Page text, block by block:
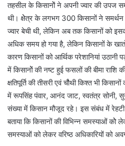
तहसील के किसानोें ने अपनी ज्वार की उपज
थी। क्षेेत्र के लगभग 300 किसानों ने
ज्वार बेची थी, लेकिन अब तक किसानों को
अधिक समय हो गया है, लेकिन किसानों के
कारण किसानों को आर्थिक परेशानियां
में किसानोें की नष्ट हुई फसलों की बीमा राशि
क्षतिपूर्ति की तीसरी एवं चौैथी किश्त भी
में रूपसिंह पंवार, आनंद जाट, स्वतंत्र सोनी,
संख्या में किसान मौजूद रहे। इस संबंध में रेहटी
बताया कि किसानों की विभिन्न समस्याओं कोे
समस्याओं को लेकर वरिष्ठ अधिकारियों को